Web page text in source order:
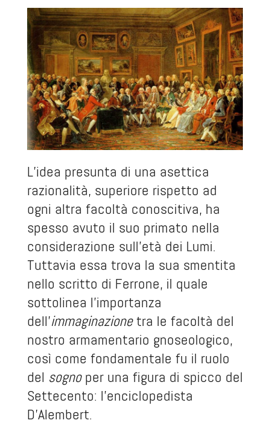
L’idea presunta di una asettica
razionalità, superiore rispetto ad
ogni altra facoltà conoscitiva, ha
spesso avuto il suo primato nella
considerazione sull’età dei Lumi.
Tuttavia essa trova la sua smentita
nello scritto di Ferrone, il quale
sottolinea l’importanza
dell’immaginazionetra le facoltà del
nostro armamentario gnoseologico,
così come fondamentale fu il ruolo
del sognoper una figura di spicco del
Settecento: l’enciclopedista
D’Alembert.